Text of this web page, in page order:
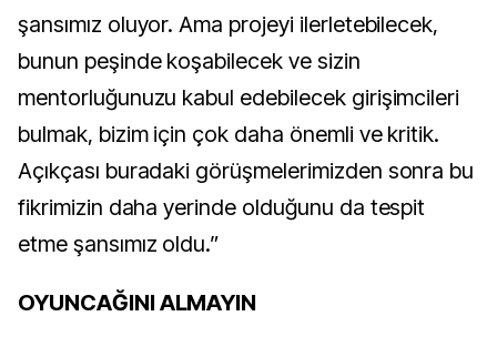
şansımız oluyor. Ama projeyi ilerletebilecek,
bunun peşinde koşabilecek ve sizin
mentorluğunuzu kabul edebilecek girişimcileri
bulmak, bizim için çok daha önemli ve kritik.
Açıkçası buradaki görüşmelerimizden sonra bu
fikrimizin daha yerinde olduğunu da tespit
etme şansımız oldu.”
OYUNCAĞINI ALMAYIN